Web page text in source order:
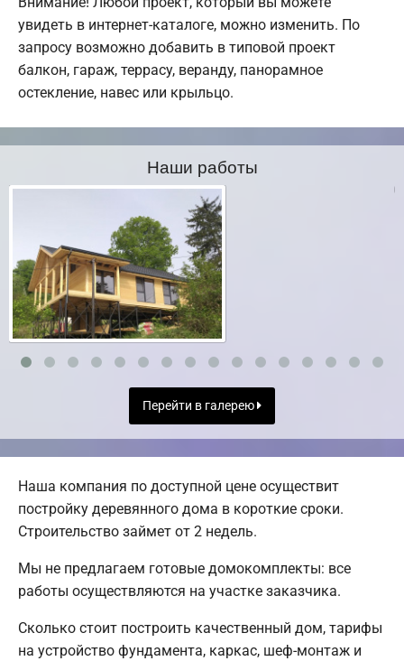
увидеть в интернет-каталоге, можно изменить. По
запросу возможно добавить в типовой проект
балкон, гараж, террасу, веранду, панорамное
остекление, навес или крыльцо.
Наши работы
Перейти в галерею
Наша компания по доступной цене осуществит
постройку деревянного дома в короткие сроки.
Строительство займет от 2 недель.
Мы не предлагаем готовые домокомплекты: все
работы осуществляются на участке заказчика.
Сколько стоит построить качественный дом, тарифы
на устройство фундамента, каркас, шеф-монтаж и